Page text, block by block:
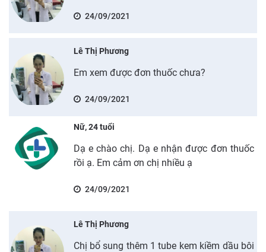
24/09/2021
Lê Thị Phương
Em xem được đơn thuốc chưa?
24/09/2021
Nữ, 24 tuổi
Dạ e chào chị. Dạ e nhận được đơn thuốc
rồi ạ. Em cảm ơn chị nhiều ạ
24/09/2021
Lê Thị Phương
Chị bổ sung thêm 1 tube kem kiềm dầu bôi